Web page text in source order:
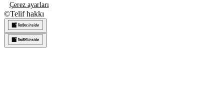
Çerez ayarları
©Telif hakkı